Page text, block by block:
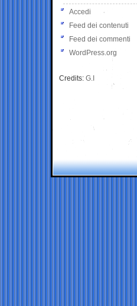
Accedi
Feed dei contenuti
Feed dei commenti
WordPress.org
Credits: G.I